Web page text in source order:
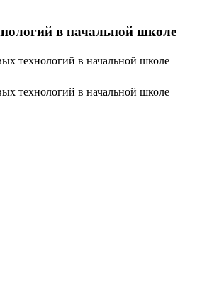
в начальной школе
технологий в начальной школе
технологий в начальной школе